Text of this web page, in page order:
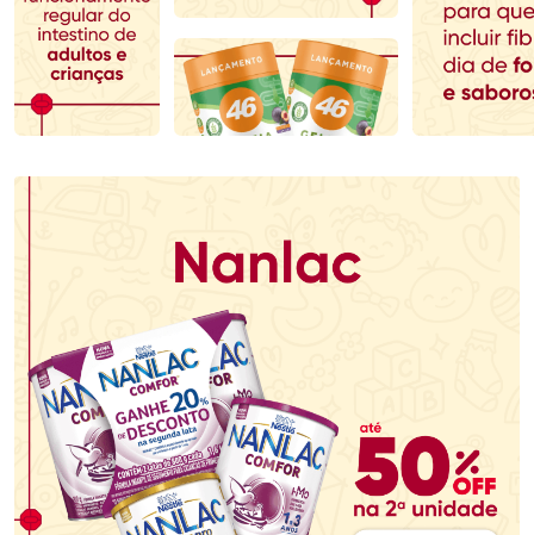
Comprar sem Desconto
Por R$ 390,99/cada
Comprar sem Desconto
Por R$ 390,99/cada
Comprar sem Desconto
Por R$ 145,49/cada
Comprar sem Desconto
Por R$ 145,49/cada